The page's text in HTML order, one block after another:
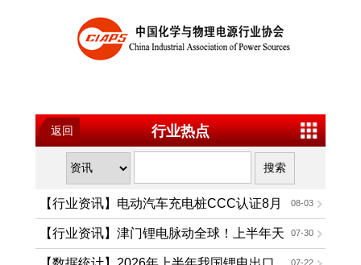
返回 行业热点
08-03
【行业资讯】电动汽车充电桩CCC认证8月
1日起强制实施 07-30
【行业资讯】津门锂电脉动全球！上半年天
津锂离子电池出口值同比大增156.2% 07-22